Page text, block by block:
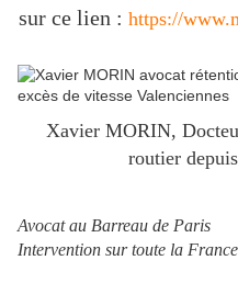
sur ce lien : https://
Xavier MORIN,
routier
Avocat au Barreau de Paris
Intervention sur toute la